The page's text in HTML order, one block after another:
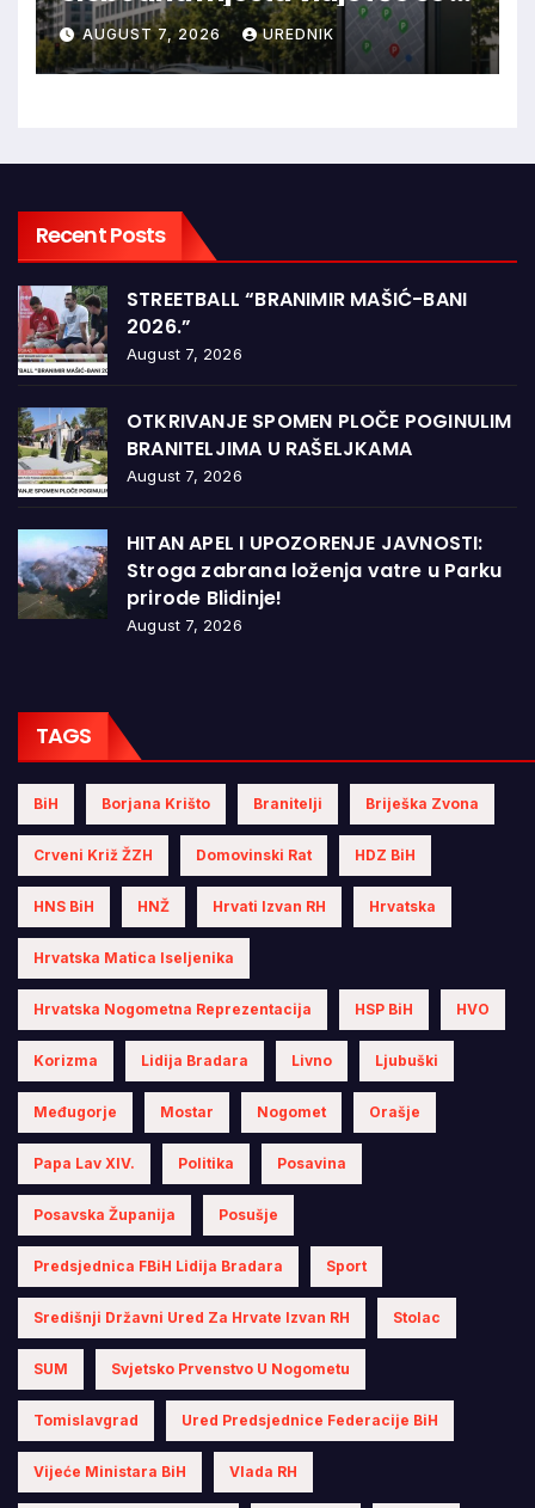
aplikaciji
AUGUST 7, 2026 UREDNIK
Recent Posts
STREETBALL “BRANIMIR MAŠIĆ-BANI
2026.”
August 7, 2026
OTKRIVANJE SPOMEN PLOČE POGINULIM
BRANITELJIMA U RAŠELJKAMA
August 7, 2026
HITAN APEL I UPOZORENJE JAVNOSTI:
Stroga zabrana loženja vatre u Parku
prirode Blidinje!
August 7, 2026
TAGS
BiH Borjana Krišto Branitelji Briješka Zvona
Crveni Križ ŽZH Domovinski Rat HDZ BiH
HNS BiH HNŽ Hrvati Izvan RH Hrvatska
Hrvatska Matica Iseljenika
Hrvatska Nogometna Reprezentacija HSP BiH HVO
Korizma Lidija Bradara Livno Ljubuški
Međugorje Mostar Nogomet Orašje
Papa Lav XIV. Politika Posavina
Posavska Županija Posušje
Predsjednica FBiH Lidija Bradara Sport
Središnji Državni Ured Za Hrvate Izvan RH Stolac
SUM Svjetsko Prvenstvo U Nogometu
Tomislavgrad Ured Predsjednice Federacije BiH
Vijeće Ministara BiH Vlada RH